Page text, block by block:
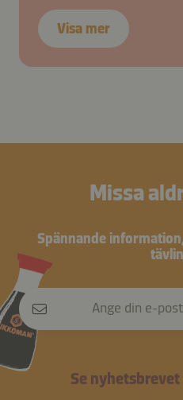
Visa mer
Missa
Spännande
Ange din e-
Se nyhetsbrevet